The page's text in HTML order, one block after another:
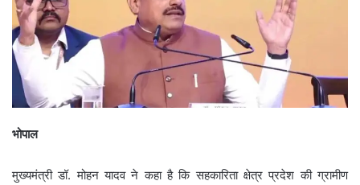
भोपाल
मुख्यमंत्री डॉ. मोहन यादव ने कहा है कि सहकारिता क्षेत्र प्रदेश की ग्रामीण